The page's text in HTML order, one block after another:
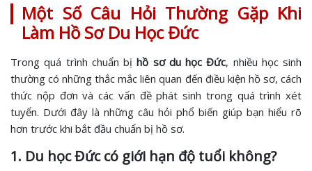
Một Số Câu Hỏi Thường Gặp Khi
Làm Hồ Sơ Du Học Đức
Trong quá trình chuẩn bịhồ sơ du học Đức, nhiều học sinh
thường có những thắc mắc liên quan đến điều kiện hồ sơ, cách
thức nộp đơn và các vấn đề phát sinh trong quá trình xét
tuyển. Dưới đây là những câu hỏi phổ biến giúp bạn hiểu rõ
hơn trước khi bắt đầu chuẩn bị hồ sơ.
1. Du học Đức có giới hạn độ tuổi không?